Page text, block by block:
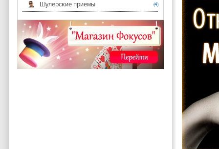
Шулерские приемы (4)